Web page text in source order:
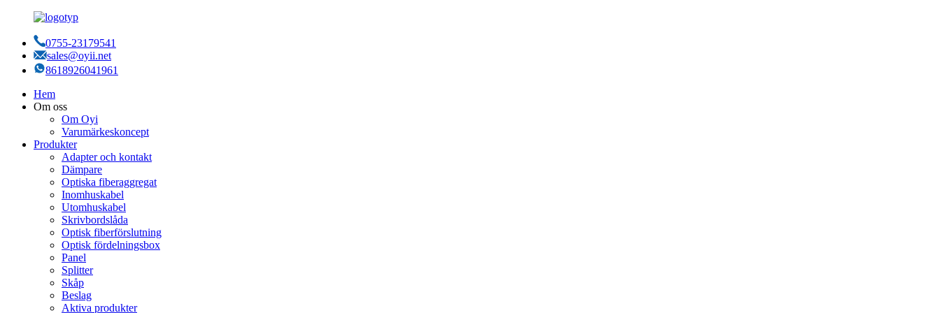
0755-23179541
sales@oyii.net
8618926041961
Hem
Om oss
Om Oyi
Varumärkeskoncept
Produkter
Adapter och kontakt
Dämpare
Optiska fiberaggregat
Inomhuskabel
Utomhuskabel
Skrivbordslåda
Optisk fiberförslutning
Optisk fördelningsbox
Panel
Splitter
Skåp
Beslag
Aktiva produkter